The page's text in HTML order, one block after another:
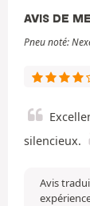
AVIS DE
Pneu noté:
silencieux.
Avis